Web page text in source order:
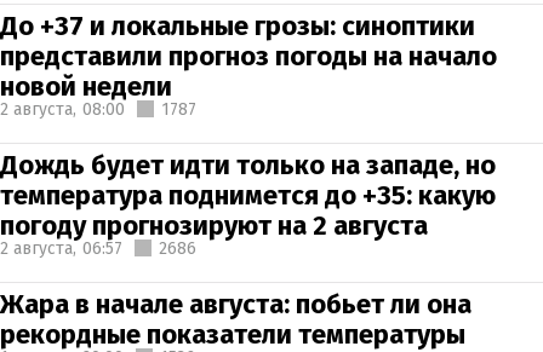
До +37 и локальные грозы: синоптики
представили прогноз погоды на начало
новой недели
2 августа, 08:00 1787
Дождь будет идти только на западе, но
температура поднимется до +35: какую
погоду прогнозируют на 2 августа
2 августа, 06:57 2686
Жара в начале августа: побьет ли она
рекордные показатели температуры